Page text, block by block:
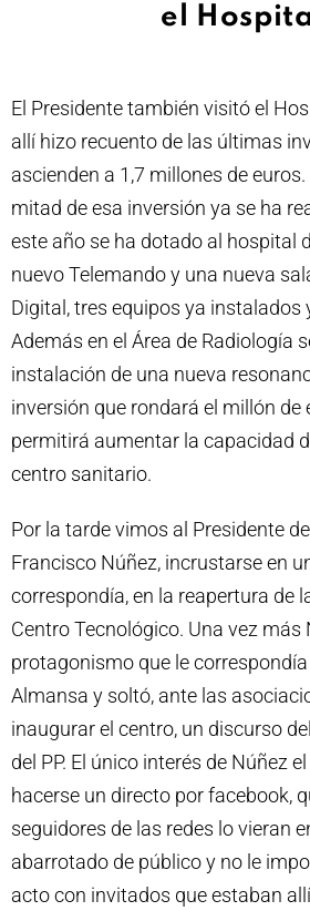
el
El Presidente también visitó el
allí hizo recuento de las últimas
ascienden a 1,7 millones de
mitad de esa inversión ya se ha
este año se ha dotado al hospital
nuevo Telemando y una nueva
Digital, tres equipos ya instalados
Además en el Área de Radiología
instalación de una nueva
inversión que rondará el millón de
permitirá aumentar la capacidad
centro sanitario.
Por la tarde vimos al Presidente
Francisco Núñez, incrustarse en
correspondía, en la reapertura de
Centro Tecnológico. Una vez más
protagonismo que le
Almansa y soltó, ante las
inaugurar el centro, un discurso
del PP. El único interés de Núñez
hacerse un directo por facebook,
seguidores de las redes lo vieran
abarrotado de público y no le
acto con invitados que estaban